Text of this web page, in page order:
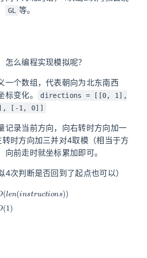
GL 等。
怎么编程实现模拟呢？
一个数组，代表朝向为北东南西
变化。
directions = [[0, 1],
[-1, 0]]
记录当前方向，向右转时方向加一
时方向加三并对4取模（相当于方
向前走时就坐标累加即可。
4次判断是否回到了起点也可以）
(1)